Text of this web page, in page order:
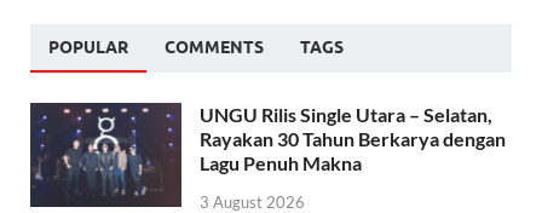
POPULAR COMMENTS TAGS
UNGU Rilis Single Utara – Selatan,
Rayakan 30 Tahun Berkarya dengan
Lagu Penuh Makna
3 August 2026